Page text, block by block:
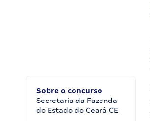
Sobre o concurso
Secretaria da Fazenda
do Estado do Ceará CE